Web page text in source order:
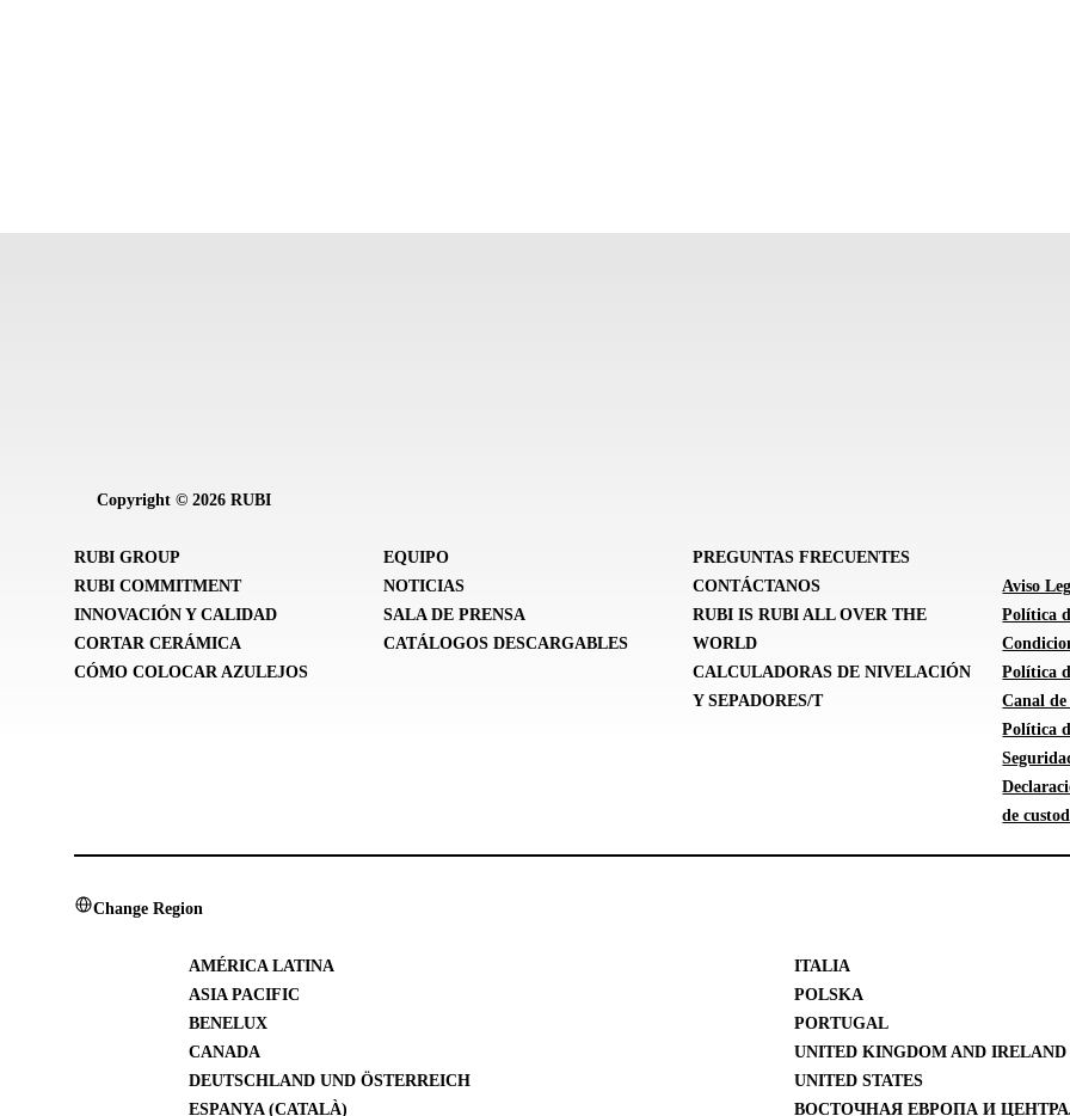
Copyright © 2026 RUBI
RUBI GROUP
RUBI COMMITMENT
INNOVACIÓN Y CALIDAD
CORTAR CERÁMICA
CÓMO COLOCAR AZULEJOS
EQUIPO
NOTICIAS
SALA DE PRENSA
CATÁLOGOS DESCARGABLES
PREGUNTAS FRECUENTES
CONTÁCTANOS
RUBI IS RUBI ALL OVER THE
WORLD
CALCULADORAS DE NIVELACIÓN
Y SEPADORES/T
Aviso
Política
Política
Canal de
Política
de
Change Region
AMÉRICA LATINA
ASIA PACIFIC
BENELUX
CANADA
DEUTSCHLAND UND ÖSTERREICH
ESPANYA (CATALÀ)
ITALIA
POLSKA
PORTUGAL
UNITED KINGDOM AND IRELAND
UNITED STATES
ВОСТОЧНАЯ ЕВРОПА И